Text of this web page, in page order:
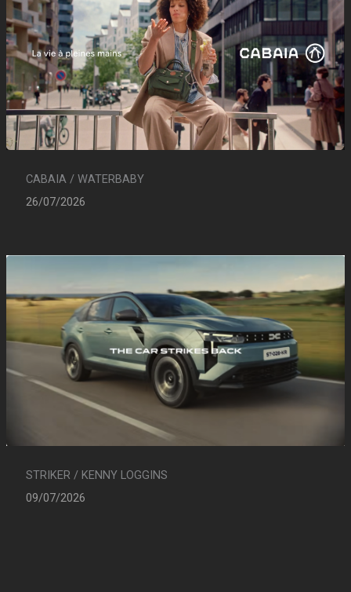
CABAIA / WATERBABY
26/07/2026
STRIKER / KENNY LOGGINS
09/07/2026